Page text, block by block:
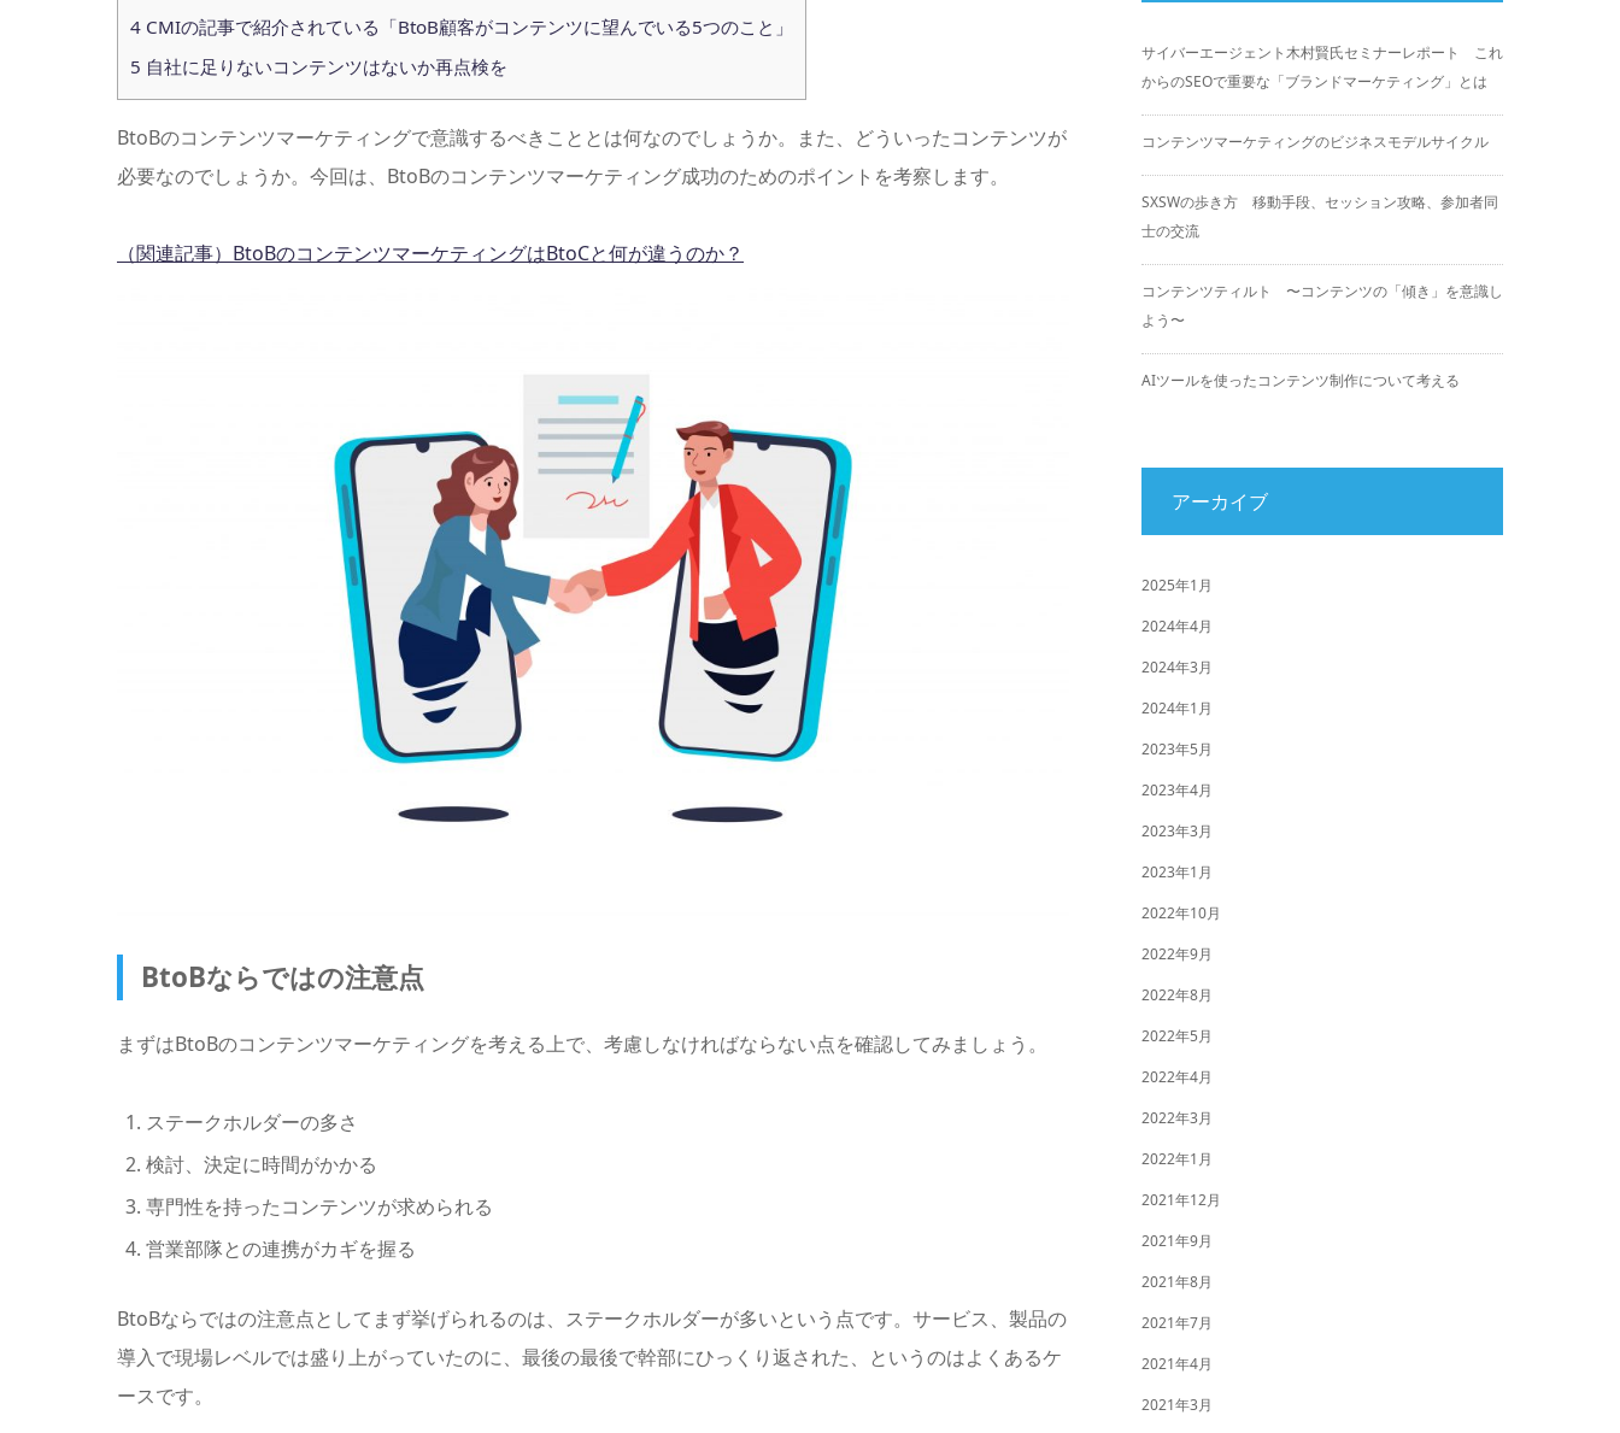
4 CMIの記事で紹介されている「BtoB顧客がコンテンツに望んでいる5つのこと」
5 自社に足りないコンテンツはないか再点検を
BtoBのコンテンツマーケティングで意識するべきこととは何なのでしょうか。また、どういったコンテンツが
必要なのでしょうか。今回は、BtoBのコンテンツマーケティング成功のためのポイントを考察します。
（関連記事）BtoBのコンテンツマーケティングはBtoCと何が違うのか？
BtoBならではの注意点
まずはBtoBのコンテンツマーケティングを考える上で、考慮しなければならない点を確認してみましょう。
ステークホルダーの多さ
検討、決定に時間がかかる
専門性を持ったコンテンツが求められる
営業部隊との連携がカギを握る
BtoBならではの注意点としてまず挙げられるのは、ステークホルダーが多いという点です。サービス、製品の
導入で現場レベルでは盛り上がっていたのに、最後の最後で幹部にひっくり返された、というのはよくあるケ
ースです。
サイバーエージェント木村賢氏セミナーレポート これ
からのSEOで重要な「ブランドマーケティング」とは
コンテンツマーケティングのビジネスモデルサイクル
SXSWの歩き方 移動手段、セッション攻略、参加者同
士の交流
コンテンツティルト 〜コンテンツの「傾き」を意識し
よう〜
AIツールを使ったコンテンツ制作について考える
アーカイブ
2025年1月
2024年4月
2024年3月
2024年1月
2023年5月
2023年4月
2023年3月
2023年1月
2022年10月
2022年9月
2022年8月
2022年5月
2022年4月
2022年3月
2022年1月
2021年12月
2021年9月
2021年8月
2021年7月
2021年4月
2021年3月